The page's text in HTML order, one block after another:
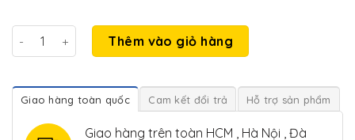
Ghế quầy bar ban công cao 60cm hoặc 75cm số lượng
Thêm vào giỏ hàng
Giao hàng toàn quốc Cam kết đổi trả Hỗ trợ sản phẩm
Giao hàng trên toàn HCM , Hà Nội , Đà